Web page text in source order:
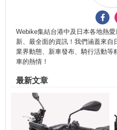
Webike集結台港中及日本各地熱
新、最全面的資訊！我們涵蓋來自
業界動態、新車發布、騎行活動等
車的熱情！
最新文章